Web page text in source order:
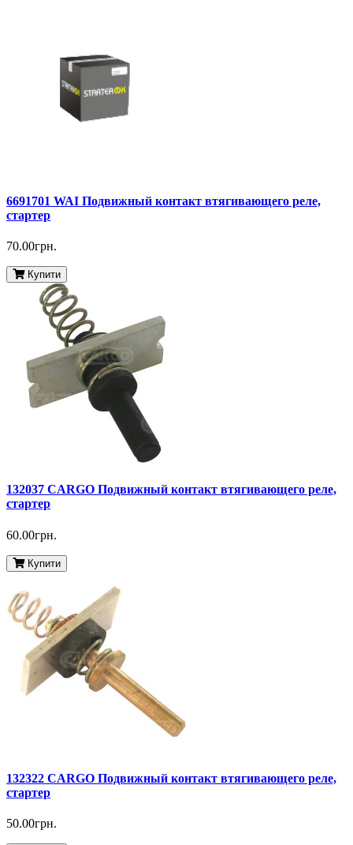
6691701 WAI Подвижный контакт втягивающего реле,
стартер
70.00грн.
Купити
132037 CARGO Подвижный контакт втягивающего реле,
стартер
60.00грн.
Купити
132322 CARGO Подвижный контакт втягивающего реле,
стартер
50.00грн.